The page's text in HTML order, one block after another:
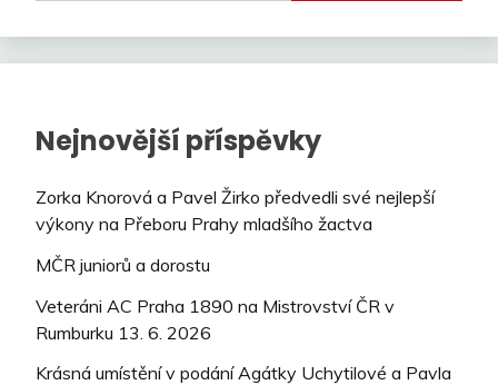
Nejnovější příspěvky
Zorka Knorová a Pavel Žirko předvedli své nejlepší
výkony na Přeboru Prahy mladšího žactva
MČR juniorů a dorostu
Veteráni AC Praha 1890 na Mistrovství ČR v
Rumburku 13. 6. 2026
Krásná umístění v podání Agátky Uchytilové a Pavla